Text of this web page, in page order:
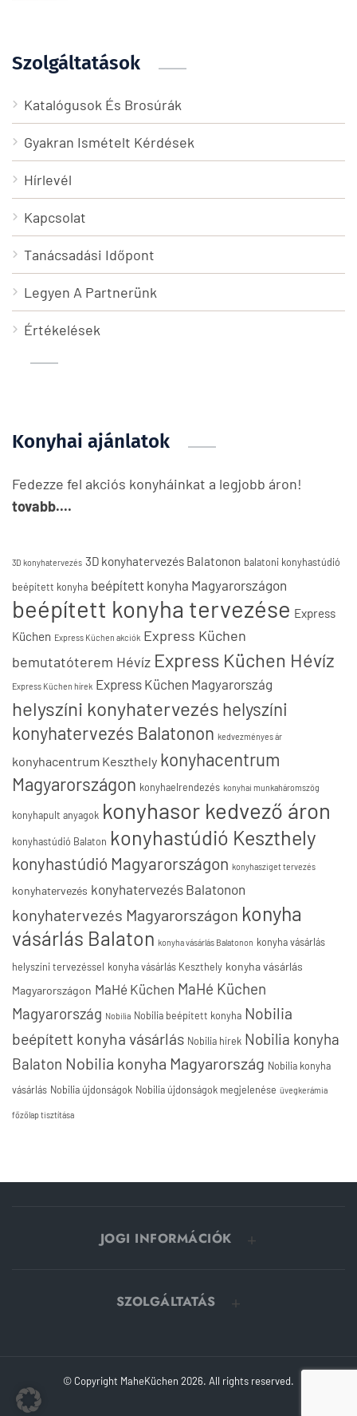
Szolgáltatások
Katalógusok És Brosúrák
Gyakran Ismételt Kérdések
Hírlevél
Kapcsolat
Tanácsadási Időpont
Legyen A Partnerünk
Értékelések
Konyhai ajánlatok
Fedezze fel akciós konyháinkat a legjobb áron!
tovabb....
3D konyhatervezés 3D konyhatervezés Balatonon balatoni konyhastúdió
beépített konyha beépített konyha Magyarországon
beépített konyha tervezése Express
Küchen Express Küchen akciók Express Küchen
bemutatóterem Hévíz Express Küchen Hévíz
Express Küchen hírek Express Küchen Magyarország
helyszíni konyhatervezés helyszíni
konyhatervezés Balatonon kedvezményes ár
konyhacentrum Keszthely konyhacentrum
Magyarországon konyhaelrendezés konyhai munkaháromszög
konyhapult anyagok konyhasor kedvező áron
konyhastúdió Balaton konyhastúdió Keszthely
konyhastúdió Magyarországon konyhasziget tervezés
konyhatervezés konyhatervezés Balatonon
konyhatervezés Magyarországon konyha
vásárlás Balaton konyha vásárlás Balatonon konyha vásárlás
helyszíni tervezéssel konyha vásárlás Keszthely konyha vásárlás
Magyarországon MaHé Küchen MaHé Küchen
Magyarország Nobilia Nobilia beépített konyha Nobilia
beépített konyha vásárlás Nobilia hírek Nobilia konyha
Balaton Nobilia konyha Magyarország Nobilia konyha
vásárlás Nobilia újdonságok Nobilia újdonságok megjelenése üvegkerámia
főzőlap tisztítása
JOGI INFORMÁCIÓK
SZOLGÁLTATÁS
© Copyright MaheKüchen 2026. All rights reserved.